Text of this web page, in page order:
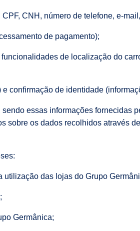
CNH, número de telefone, e-
de pagamento);
de localização do
confirmação de identidade
essas informações fornecidas
sobre os dados recolhidos através
das lojas do Grupo
Germânica;